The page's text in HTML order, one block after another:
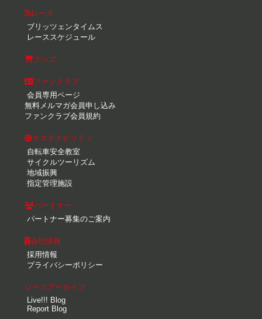
レース
ブリッツェンタイムス
レーススケジュール
グッズ
ファンクラブ
会員専用ページ
無料メルマガ会員申し込み
ファンクラブ会員規約
サステナビリティ
自転車安全教室
サイクルツーリズム
地域振興
指定管理施設
パートナー
パートナー募集のご案内
会社情報
採用情報
プライバシーポリシー
レースアーカイブ
Live!!! Blog
Report Blog